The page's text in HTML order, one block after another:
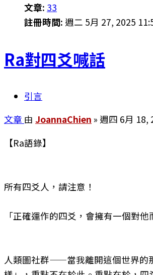
文章: 33
註冊時間: 週二 5月 27, 2025
Ra對四爻喊話
引言
文章 由 JoannaChien » 週四 6月 18,
【Ra語錄】
所有四爻人，請注意！
「正確運作的四爻，會擁有一個對
人類圖社群——當我離開這個世界的